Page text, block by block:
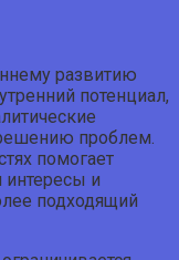
развитию
потенциал,
проблем.
помогает
интересы и
подходящий